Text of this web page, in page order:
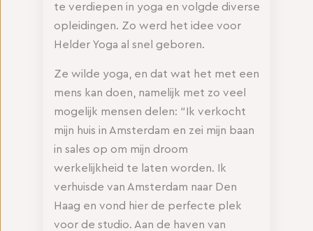
te verdiepen in yoga en volgde diverse
opleidingen. Zo werd het idee voor
Helder Yoga al snel geboren.
Ze wilde yoga, en dat wat het met een
mens kan doen, namelijk met zo veel
mogelijk mensen delen: “Ik verkocht
mijn huis in Amsterdam en zei mijn baan
in sales op om mijn droom
werkelijkheid te laten worden. Ik
verhuisde van Amsterdam naar Den
Haag en vond hier de perfecte plek
voor de studio. Aan de haven van